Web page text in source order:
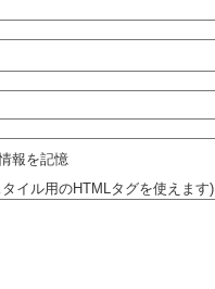
報を記憶
イル用のHTMLタグを使えます)